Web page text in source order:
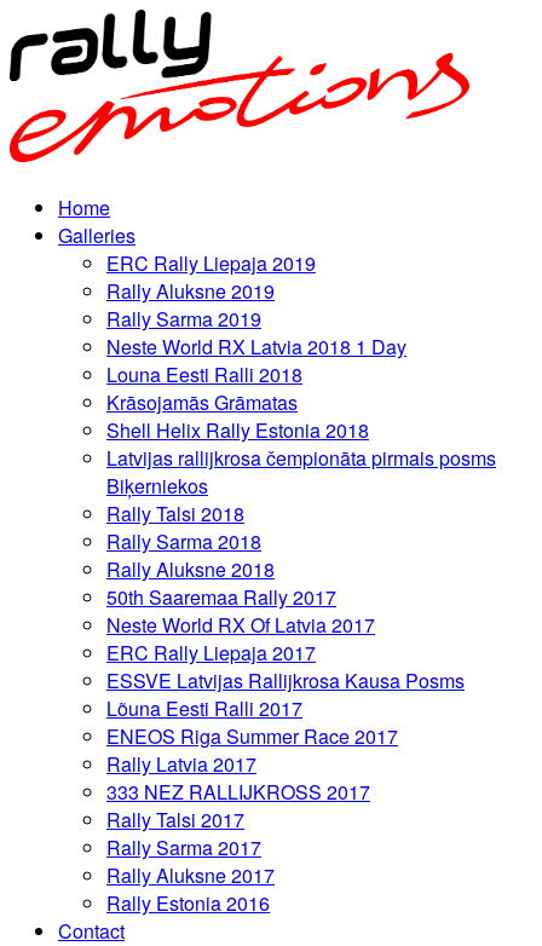
Home
Galleries
ERC Rally Liepaja 2019
Rally Aluksne 2019
Rally Sarma 2019
Neste World RX Latvia 2018 1 Day
Louna Eesti Ralli 2018
Krāsojamās Grāmatas
Shell Helix Rally Estonia 2018
Latvijas rallijkrosa čempionāta pirmais posms
Biķerniekos
Rally Talsi 2018
Rally Sarma 2018
Rally Aluksne 2018
50th Saaremaa Rally 2017
Neste World RX Of Latvia 2017
ERC Rally Liepaja 2017
ESSVE Latvijas Rallijkrosa Kausa Posms
Lõuna Eesti Ralli 2017
ENEOS Riga Summer Race 2017
Rally Latvia 2017
333 NEZ RALLIJKROSS 2017
Rally Talsi 2017
Rally Sarma 2017
Rally Aluksne 2017
Rally Estonia 2016
Contact